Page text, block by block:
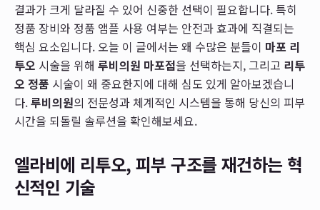
결과가 크게 달라질 수 있어 신중한 선택이 필요합니다. 특히
정품 장비와 정품 앰플 사용 여부는 안전과 효과에 직결되는
핵심 요소입니다. 오늘 이 글에서는 왜 수많은 분들이 마포 리
투오 시술을 위해 루비의원 마포점을 선택하는지, 그리고 리투
오 정품 시술이 왜 중요한지에 대해 심도 있게 알아보겠습니
다.루비의원의 전문성과 체계적인 시스템을 통해 당신의 피부
시간을 되돌릴 솔루션을 확인해보세요.
엘라비에 리투오, 피부 구조를 재건하는 혁
신적인 기술